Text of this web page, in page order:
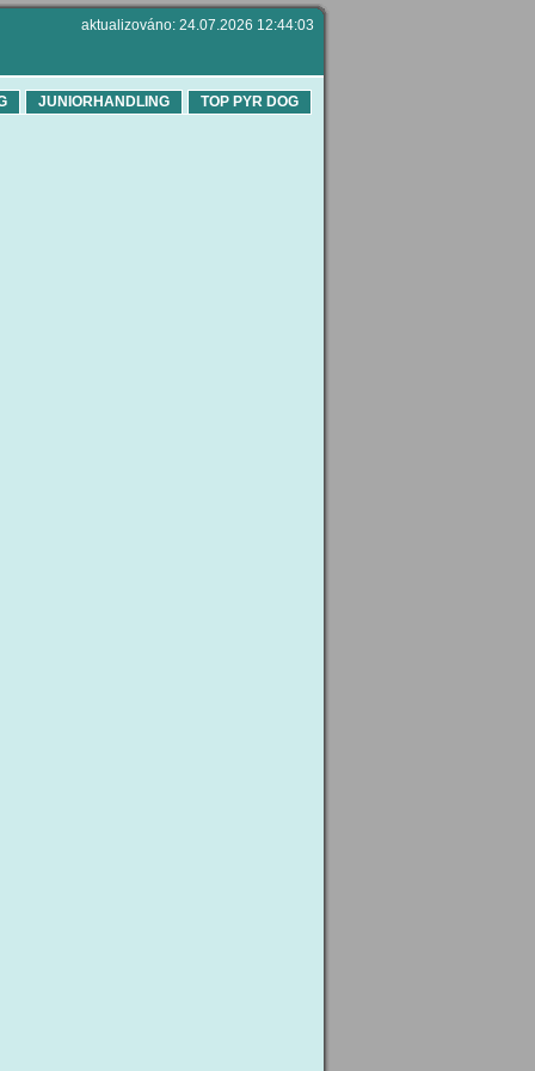
aktualizováno: 24.07.2026 12:44:03
TOP PYR DOG
JUNIORHANDLING